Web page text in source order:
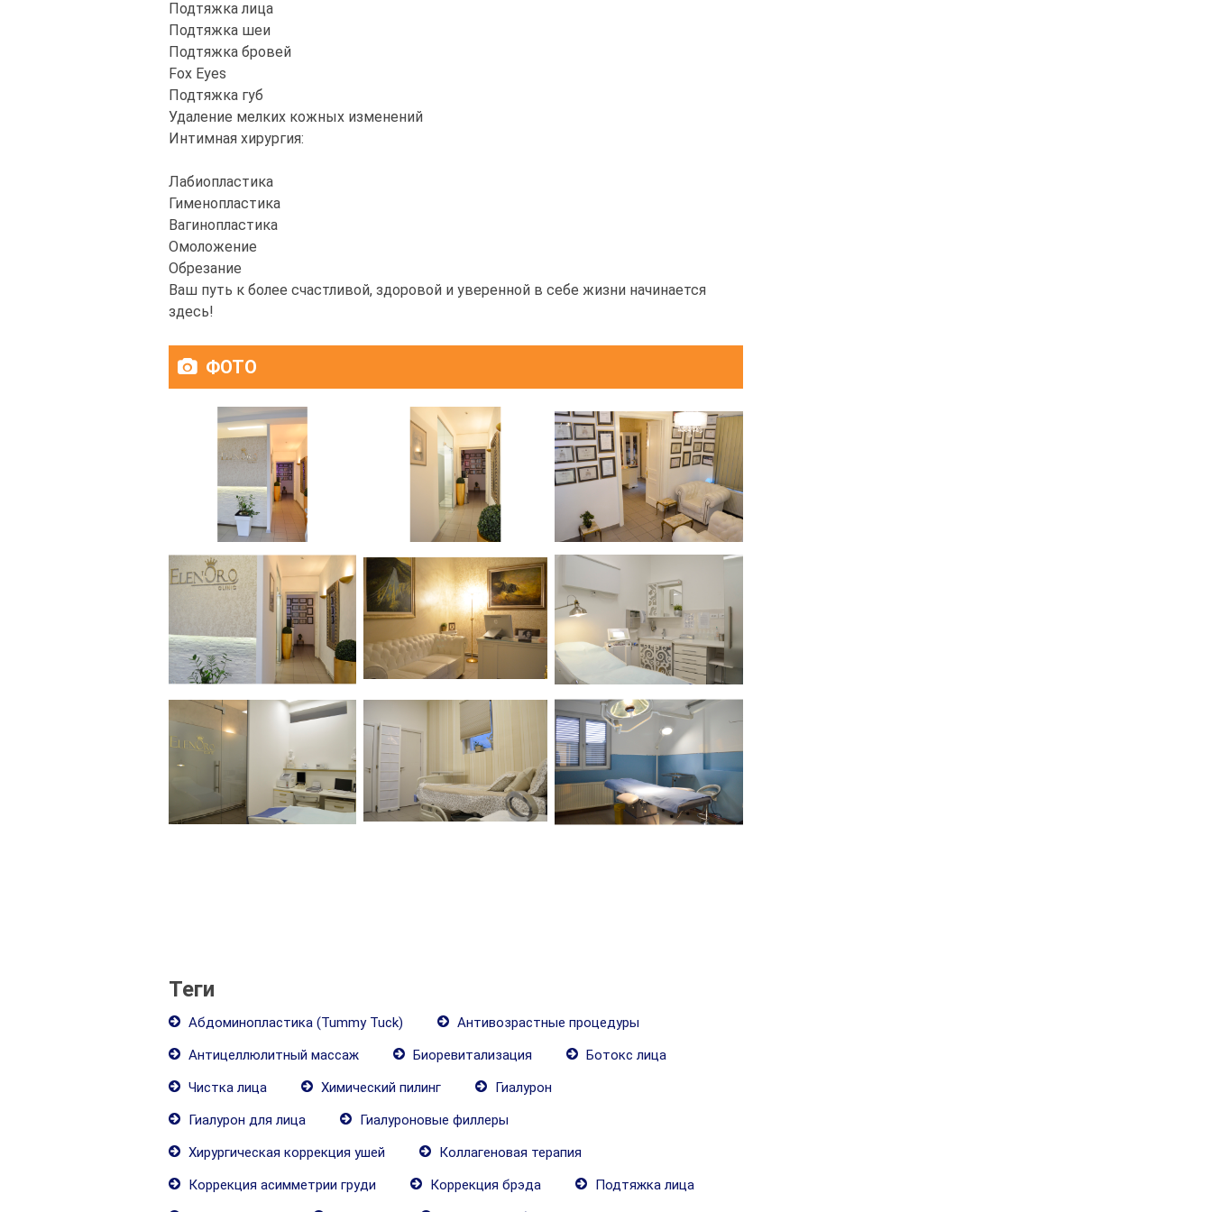
Подтяжка лица
Подтяжка шеи
Подтяжка бровей
Fox Eyes
Подтяжка губ
Удаление мелких кожных изменений
Интимная хирургия:
Лабиопластика
Гименопластика
Вагинопластика
Омоложение
Обрезание
Ваш путь к более счастливой, здоровой и уверенной в себе жизни начинается
здесь!
ФОТО
Теги
Абдоминопластика (Tummy Tuck)
Антивозрастные процедуры
Антицеллюлитный массаж
Биоревитализация
Ботокс лица
Чистка лица
Химический пилинг
Гиалурон
Гиалурон для лица
Гиалуроновые филлеры
Хирургическая коррекция ушей
Коллагеновая терапия
Коррекция асимметрии груди
Коррекция брэда
Подтяжка лица